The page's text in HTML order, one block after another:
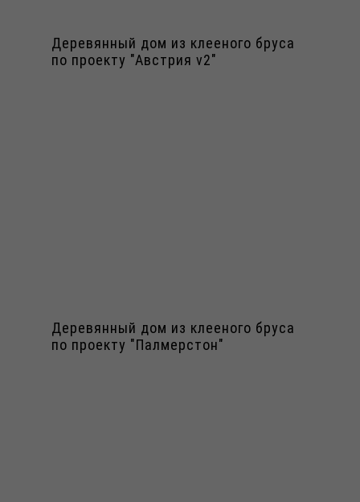
Деревянный дом из клееного бруса
по проекту "Австрия v2"
Деревянный дом из клееного бруса
по проекту "Палмерстон"